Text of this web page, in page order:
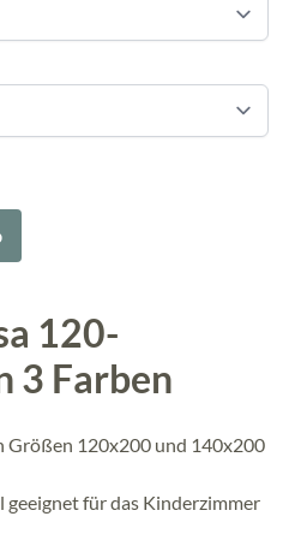
120-
3 Farben
Größen 120x200 und 140x200
für das Kinderzimmer